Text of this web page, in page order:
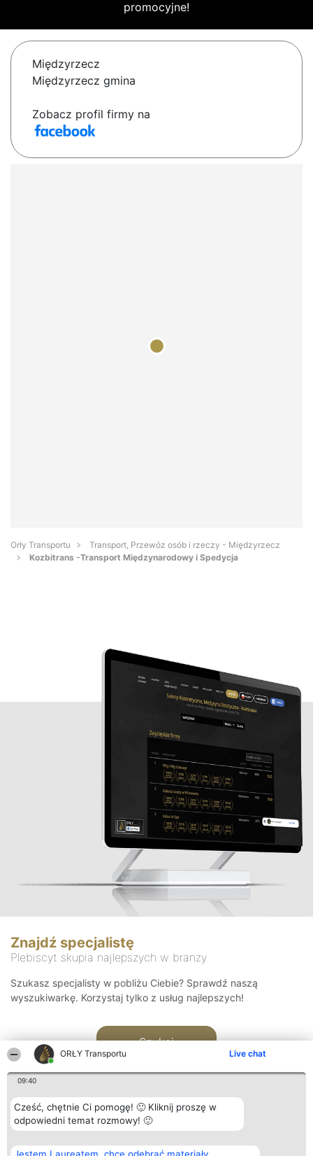
ORŁY Transportu Live chat
09:40
Cześć, chętnie Ci pomogę! 🙂 Kliknij proszę w
odpowiedni temat rozmowy! 🙂
promocyjne!
Międzyrzecz
Międzyrzecz gmina
Zobacz profil firmy na
Orły Transportu
Transport, Przewóz osób i rzeczy - Międzyrzecz
Kozbitrans -Transport Międzynarodowy i Spedycja
Znajdź specjalistę
Plebiscyt skupia najlepszych w branży
Szukasz specjalisty w pobliżu Ciebie? Sprawdź naszą
wyszukiwarkę. Korzystaj tylko z usług najlepszych!
Szukaj
Organizator plebiscytu Plebiscyt Kontakt